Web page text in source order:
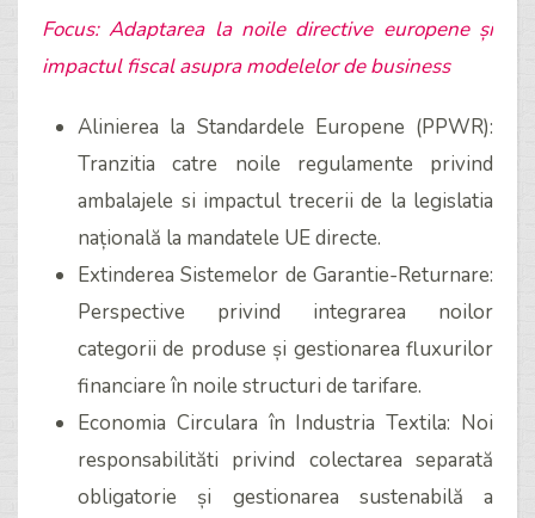
Focus: Adaptarea la noile directive europene și
impactul fiscal asupra modelelor de business
Alinierea la Standardele Europene (PPWR):
Tranzitia catre noile regulamente privind
ambalajele si impactul trecerii de la legislatia
națională la mandatele UE directe.
Extinderea Sistemelor de Garantie-Returnare:
Perspective privind integrarea noilor
categorii de produse și gestionarea fluxurilor
financiare în noile structuri de tarifare.
Economia Circulara în Industria Textila: Noi
responsabilităti privind colectarea separată
obligatorie și gestionarea sustenabilă a